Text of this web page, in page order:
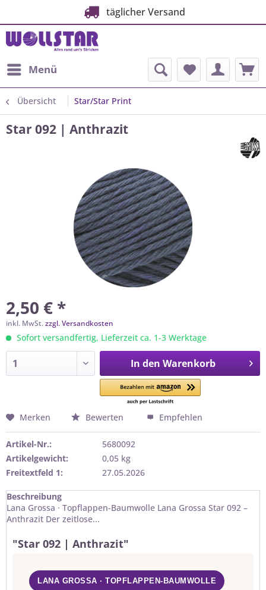
täglicher Versand
Menü
Übersicht Star/Star Print
Star 092 | Anthrazit
2,50 € *
inkl. MwSt.zzgl. Versandkosten
Sofort versandfertig, Lieferzeit ca. 1-3 Werktage
In den Warenkorb
Merken Bewerten Empfehlen
Artikel-Nr.:
5680092
Artikelgewicht:
0,05 kg
Freitextfeld 1:
27.05.2026
Beschreibung
Lana Grossa · Topflappen-Baumwolle Lana Grossa Star 092 –
Anthrazit Der zeitlose...
"Star 092 | Anthrazit"
LANA GROSSA · TOPFLAPPEN-BAUMWOLLE